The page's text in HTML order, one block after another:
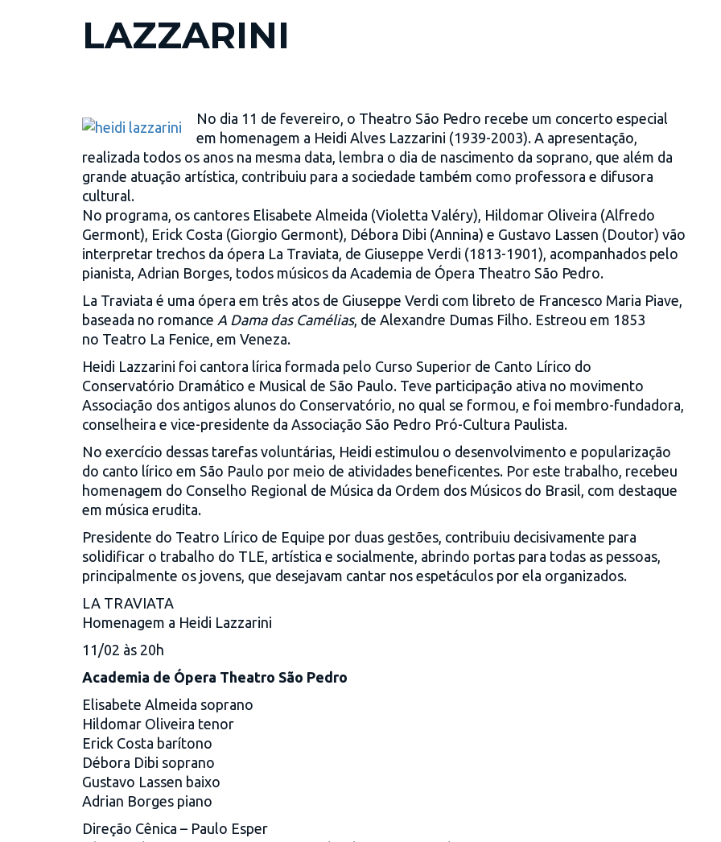
LAZZARINI
No dia 11 de fevereiro, o Theatro São Pedro recebe um concerto especial
em homenagem a Heidi Alves Lazzarini (1939-2003). A apresentação,
realizada todos os anos na mesma data, lembra o dia de nascimento da soprano, que além da
grande atuação artística, contribuiu para a sociedade também como professora e difusora
cultural.
No programa, os cantores Elisabete Almeida (Violetta Valéry), Hildomar Oliveira (Alfredo
Germont), Erick Costa (Giorgio Germont), Débora Dibi (Annina) e Gustavo Lassen (Doutor) vão
interpretar trechos da ópera La Traviata, de Giuseppe Verdi (1813-1901), acompanhados pelo
pianista, Adrian Borges, todos músicos da Academia de Ópera Theatro São Pedro.
La Traviata é uma ópera em três atos de Giuseppe Verdi com libreto de Francesco Maria Piave,
baseada no romance A Dama das Camélias, de Alexandre Dumas Filho. Estreou em 1853
no Teatro La Fenice, em Veneza.
Heidi Lazzarini foi cantora lírica formada pelo Curso Superior de Canto Lírico do
Conservatório Dramático e Musical de São Paulo. Teve participação ativa no movimento
Associação dos antigos alunos do Conservatório, no qual se formou, e foi membro-fundadora,
conselheira e vice-presidente da Associação São Pedro Pró-Cultura Paulista.
No exercício dessas tarefas voluntárias, Heidi estimulou o desenvolvimento e popularização
do canto lírico em São Paulo por meio de atividades beneficentes. Por este trabalho, recebeu
homenagem do Conselho Regional de Música da Ordem dos Músicos do Brasil, com destaque
em música erudita.
Presidente do Teatro Lírico de Equipe por duas gestões, contribuiu decisivamente para
solidificar o trabalho do TLE, artística e socialmente, abrindo portas para todas as pessoas,
principalmente os jovens, que desejavam cantar nos espetáculos por ela organizados.
LA TRAVIATA
Homenagem a Heidi Lazzarini
11/02 às 20h
Academia de Ópera Theatro São Pedro
Elisabete Almeida soprano
Hildomar Oliveira tenor
Erick Costa barítono
Débora Dibi soprano
Gustavo Lassen baixo
Adrian Borges piano
Direção Cênica – Paulo Esper